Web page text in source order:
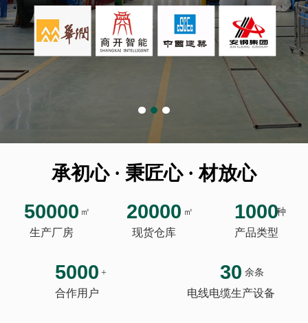
承初心 · 秉匠心 · 材放心
50000 ㎡
生产厂房
20000 ㎡
现货仓库
1000种
产品类型
5000 +
合作用户
30 余条
电线电缆生产设备